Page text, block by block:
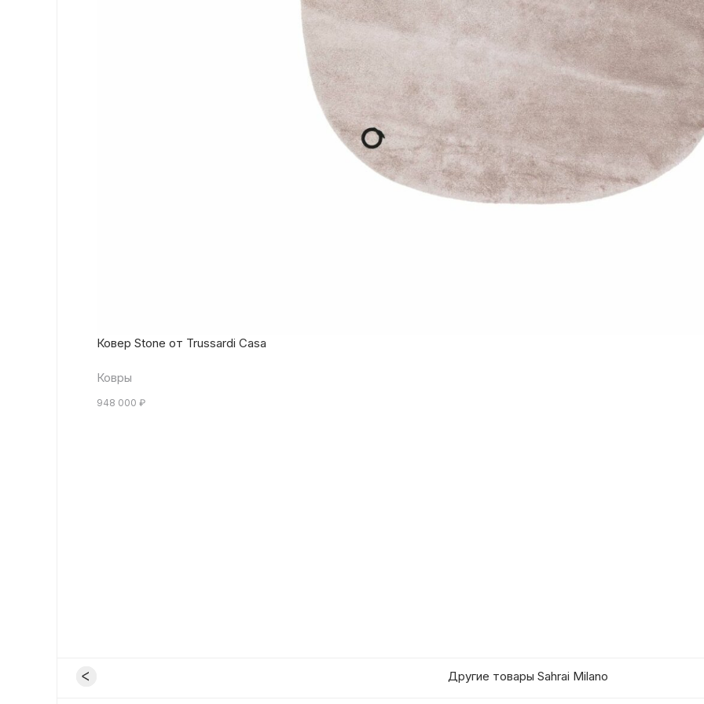
Ковер Stone от Trussardi Casa
Ковры
948 000 ₽
Другие товары Sahrai Milano